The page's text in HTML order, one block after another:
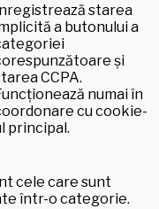
starea
a butonului a
și
CCPA.
numai în
cu cookie-
principal.
cele care sunt
într-o categorie.